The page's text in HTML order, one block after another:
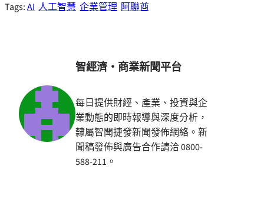
Tags:AI 人工智慧 企業管理 阿聯酋
智經濟・商業新聞平台
每日提供財經、產業、投資與企
業動態的即時報導與深度分析，
隸屬智聞捷發新聞發佈網絡。新
聞稿發佈與廣告合作請洽 0800-
588-211。